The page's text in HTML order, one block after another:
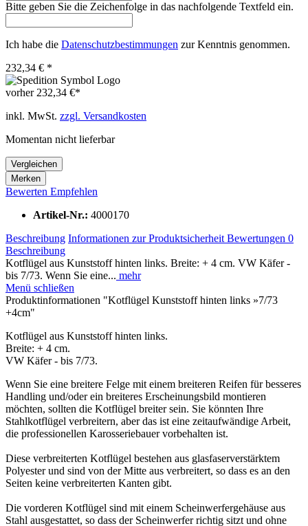
Bitte geben Sie die Zeichenfolge in das nachfolgende Textfeld ein.
Ich habe die Datenschutzbestimmungen zur Kenntnis genommen.
232,34 € *
vorher 232,34 €*
inkl. MwSt. zzgl. Versandkosten
Momentan nicht lieferbar
Vergleichen
Merken
Bewerten Empfehlen
Artikel-Nr.: 4000170
Beschreibung Informationen zur Produktsicherheit Bewertungen 0
Beschreibung
Kotflügel aus Kunststoff hinten links. Breite: + 4 cm. VW Käfer -
bis 7/73. Wenn Sie eine... mehr
Menü schließen
Produktinformationen "Kotflügel Kunststoff hinten links »7/73
+4cm"
Kotflügel aus Kunststoff hinten links.
Breite: + 4 cm.
VW Käfer - bis 7/73.
Wenn Sie eine breitere Felge mit einem breiteren Reifen für besseres
Handling und/oder ein breiteres Erscheinungsbild montieren
möchten, sollten die Kotflügel breiter sein. Sie könnten Ihre
Stahlkotflügel verbreitern, aber das ist eine zeitaufwändige Arbeit,
die professionellen Karosseriebauer vorbehalten ist.
Diese verbreiterten Kotflügel bestehen aus glasfaserverstärktem
Polyester und sind von der Mitte aus verbreitert, so dass es an den
Seiten keine verbreiterten Kanten gibt.
Die vorderen Kotflügel sind mit einem Scheinwerfergehäuse aus
Stahl ausgestattet, so dass der Scheinwerfer richtig sitzt und ohne